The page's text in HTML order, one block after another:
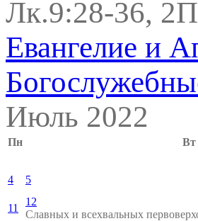
Лк.9:28-36,
Евангелие и
Июль 2022
Пн Вт
4 5
11
12
Славных и всехвальных